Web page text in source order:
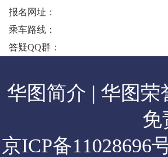
报名网址：
乘车路线：
答疑QQ群：
华图简介 | 华图荣
免
京ICP备11028696